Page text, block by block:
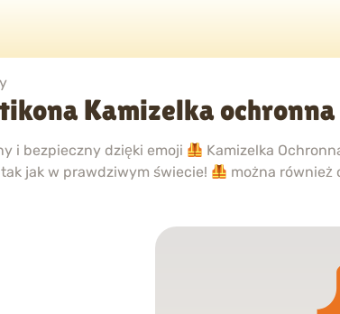
Kamizelka ochronna
i bezpieczny dzięki emoji
Kamizelka
jak w prawdziwym świecie!
można również